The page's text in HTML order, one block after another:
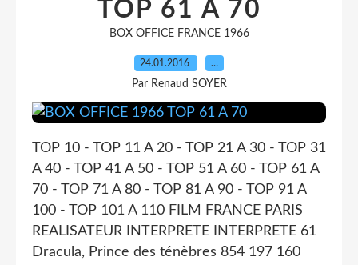
TOP 61 A 70
BOX OFFICE FRANCE 1966
24.01.2016 …
Par Renaud SOYER
TOP 10 - TOP 11 A 20 - TOP 21 A 30 - TOP 31
A 40 - TOP 41 A 50 - TOP 51 A 60 - TOP 61 A
70 - TOP 71 A 80 - TOP 81 A 90 - TOP 91 A
100 - TOP 101 A 110 FILM FRANCE PARIS
REALISATEUR INTERPRETE INTERPRETE 61
Dracula, Prince des ténèbres 854 197 160